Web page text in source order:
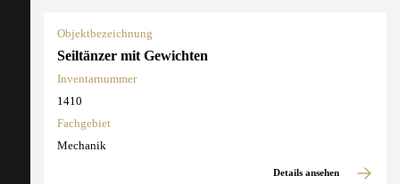
Objektbezeichnung
Seiltänzer mit Gewichten
Inventarnummer
1410
Fachgebiet
Mechanik
Details ansehen